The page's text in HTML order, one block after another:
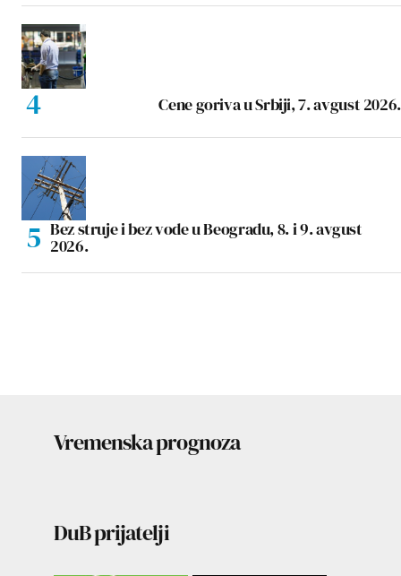
Cene goriva u Srbiji, 7. avgust 2026.
Bez struje i bez vode u Beogradu, 8. i 9. avgust
2026.
Vremenska prognoza
DuB prijatelji